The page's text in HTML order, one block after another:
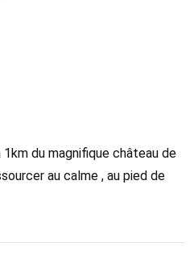
du magnifique château de
au calme , au pied de